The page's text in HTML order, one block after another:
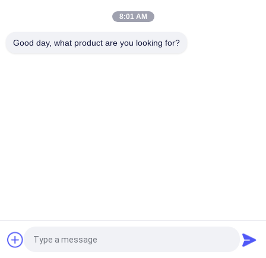
Πορτοκαλί διπλές τοιχοειδείς πλακέτες από πολυκαρβονικό,
από πολυκαρβονικό κούφιο φύλλο ανθεκτικό στις
Αίτηση κράτησης
8:01 AM
Good day, what product are you looking for?